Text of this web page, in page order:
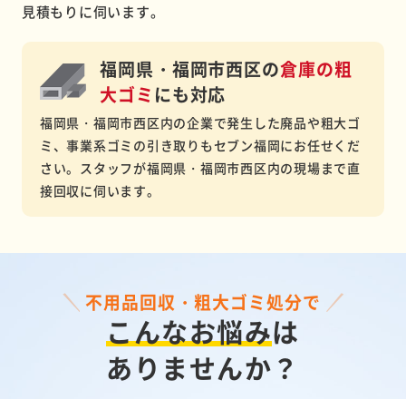
見積もりに伺います。
福岡県・福岡市西区の倉庫の粗
大ゴミ にも対応
福岡県・福岡市西区内の企業で発生した廃品や粗大ゴ
ミ、事業系ゴミの引き取りもセブン福岡にお任せくだ
さい。スタッフが福岡県・福岡市西区内の現場まで直
接回収に伺います。
不用品回収・粗大ゴミ処分で
こんなお悩みは
ありませんか？